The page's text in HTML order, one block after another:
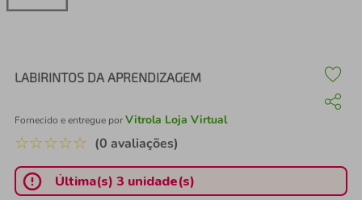
LABIRINTOS DA APRENDIZAGEM
Fornecido e entregue porVitrola Loja Virtual
☆☆☆☆☆ (0 avaliações)
Última(s) 3 unidade(s)